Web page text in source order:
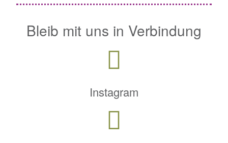
Bleib mit uns in Verbindung
Instagram